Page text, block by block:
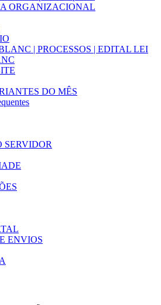
ORGANIZACIONAL
| PROCESSOS | EDITAL LEI
DO MÊS
SERVIDOR
ENVIOS